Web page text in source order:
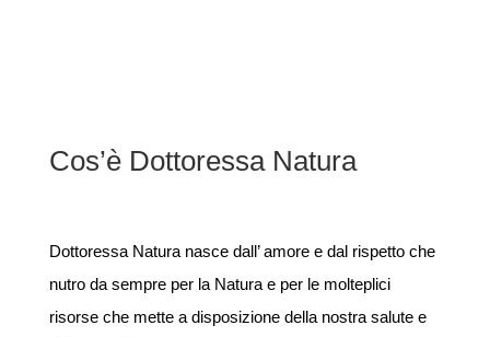
Cos’è Dottoressa Natura
Dottoressa Natura nasce dall’ amore e dal rispetto che
nutro da sempre per la Natura e per le molteplici
risorse che mette a disposizione della nostra salute e